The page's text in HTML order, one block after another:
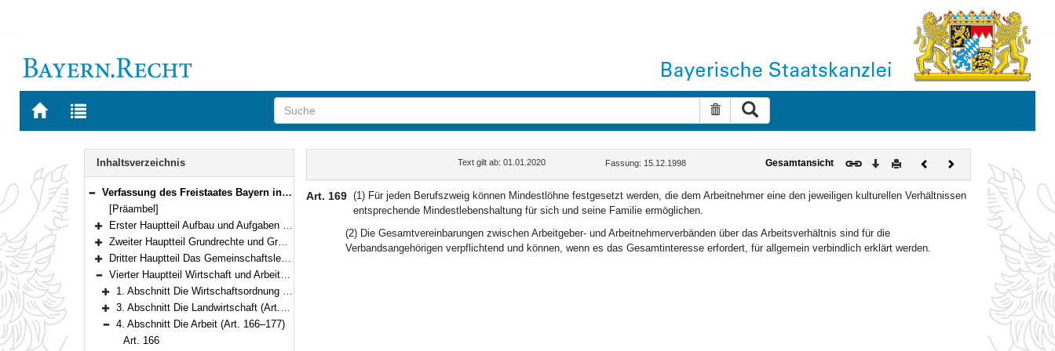
Zur
BAYERN.RECHT
Zur
letzten
Suche zurücksetzen
Navigation
Inhaltsverzeichnis
Bereich reduzieren
Verfassung des Freistaates Bayern in der Fassung der Bekanntmachung vom 15. Dezember 1998 (GVBl. S. 991, 992) BayRS 100-1-I (Art. 1–188)
[Präambel]
Bereich erweitern
Erster Hauptteil Aufbau und Aufgaben des Staates (Art. 1–97)
Bereich erweitern
Zweiter Hauptteil Grundrechte und Grundpflichten (Art. 98–123)
Bereich erweitern
Dritter Hauptteil Das Gemeinschaftsleben (Art. 124–150)
Bereich reduzieren
Vierter Hauptteil Wirtschaft und Arbeit (Art. 151–177)
Bereich erweitern
1. Abschnitt Die Wirtschaftsordnung (Art. 151–162)
Bereich erweitern
3. Abschnitt Die Landwirtschaft (Art. 163–165)
Bereich reduzieren
4. Abschnitt Die Arbeit (Art. 166–177)
Art. 166
Text gilt ab: 01.01.2020 Fassung: 15.12.1998 Gesamtansicht Download
DruckenVorherigesNächstes
Dokument
Art. 169 (1) Für jeden Berufszweig können Mindestlöhne festgesetzt werden, die dem Arbeitnehmer eine den jeweiligen kulturellen Verhältnissen
entsprechende Mindestlebenshaltung für sich und seine Familie ermöglichen.
(2) Die Gesamtvereinbarungen zwischen Arbeitgeber- und Arbeitnehmerverbänden über das Arbeitsverhältnis sind für die
Verbandsangehörigen verpflichtend und können, wenn es das Gesamtinteresse erfordert, für allgemein verbindlich erklärt werden.